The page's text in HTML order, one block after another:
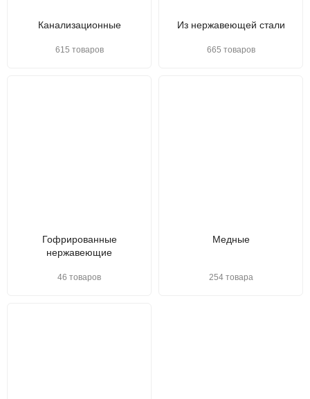
Канализационные
615 товаров
Из нержавеющей стали
665 товаров
Гофрированные
нержавеющие
46 товаров
Медные
254 товара